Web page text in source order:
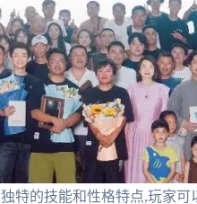
特的技能和性格特点,玩家